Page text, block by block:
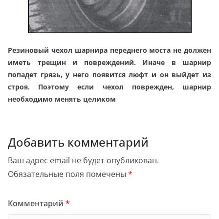
Резиновый чехол шарнира переднего моста не должен
иметь трещин и повреждений. Иначе в шарнир
попадет грязь, у него появится люфт и он выйдет из
строя. Поэтому если чехол поврежден, шарнир
необходимо менять целиком
Добавить комментарий
Ваш адрес email не будет опубликован.
Обязательные поля помечены *
Комментарий *